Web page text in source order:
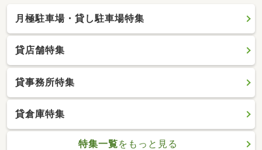
月極駐車場・貸し駐車場特集
貸店舗特集
貸事務所特集
貸倉庫特集
特集一覧をもっと見る